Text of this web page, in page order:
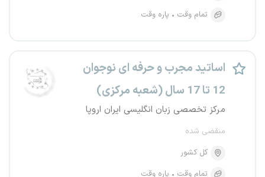
تمام وقت
پاره وقت
اساتید مجرب و حرفه ای نوجوان
12 تا 17 سال (شعبه مرکزی)
مرکز تخصصی زبان انگلیسی ایران اروپا
منقضی شده
کل کشور
تمام وقت
پاره وقت